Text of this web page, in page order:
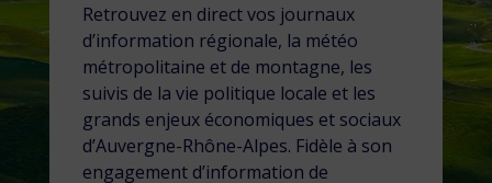
Retrouvez en direct vos journaux
d’information régionale, la météo
métropolitaine et de montagne, les
suivis de la vie politique locale et les
grands enjeux économiques et sociaux
d’Auvergne-Rhône-Alpes. Fidèle à son
engagement d’information de